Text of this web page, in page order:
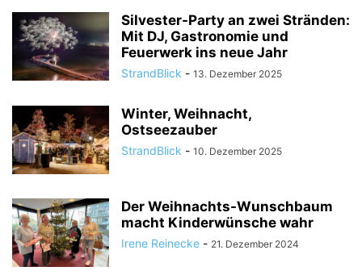
Silvester-Party an zwei Stränden:
Mit DJ, Gastronomie und
Feuerwerk ins neue Jahr
StrandBlick - 13. Dezember 2025
Winter, Weihnacht,
Ostseezauber
StrandBlick - 10. Dezember 2025
Der Weihnachts-Wunschbaum
macht Kinderwünsche wahr
Irene Reinecke - 21. Dezember 2024